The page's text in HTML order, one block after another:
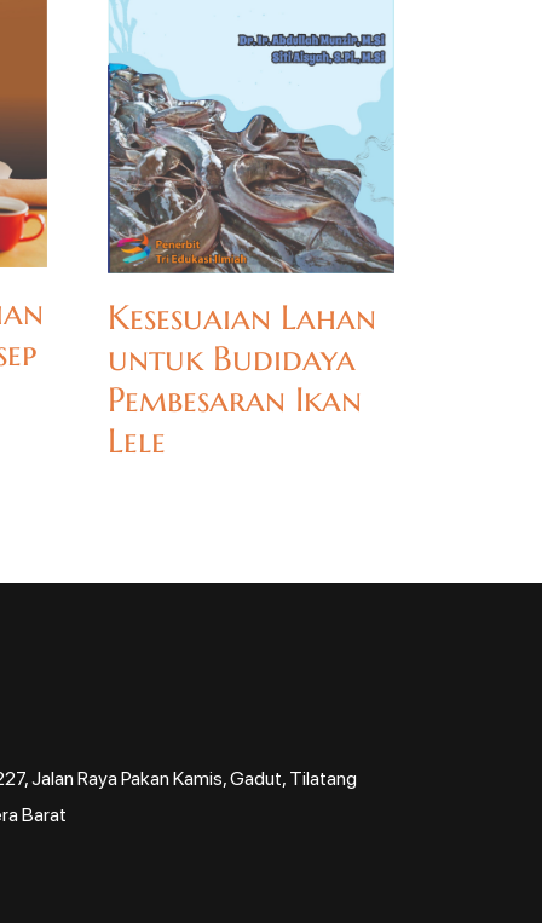
Kesesuaian Lahan
untuk Budidaya
Pembesaran Ikan
Lele
Jalan Raya Pakan Kamis, Gadut, Tilatang
Barat